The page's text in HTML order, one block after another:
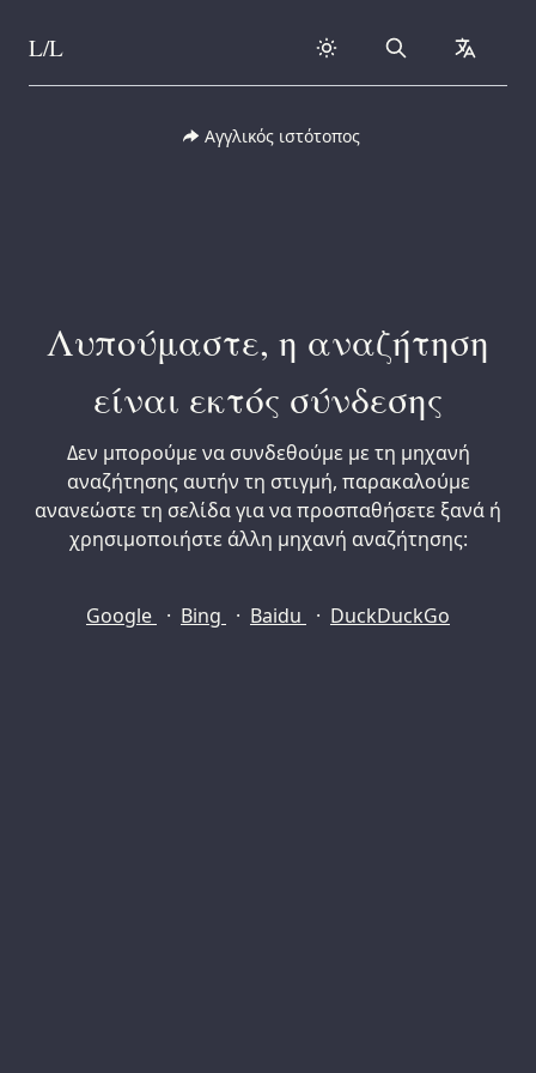
Skip to content
L/L Search
Αγγλικός ιστότοπος
Λυπούμαστε, η αναζήτηση
είναι εκτός σύνδεσης
Δεν μπορούμε να συνδεθούμε με τη μηχανή
αναζήτησης αυτήν τη στιγμή, παρακαλούμε
ανανεώστε τη σελίδα για να προσπαθήσετε ξανά ή
χρησιμοποιήστε άλλη μηχανή αναζήτησης:
Google · Bing · Baidu · DuckDuckGo